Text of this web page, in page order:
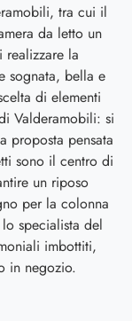
tra cui il
da letto un
la
sognata, bella e
di elementi
Valderamobili: si
proposta pensata
sono il centro di
un riposo
per la colonna
specialista del
imbottiti,
in negozio.